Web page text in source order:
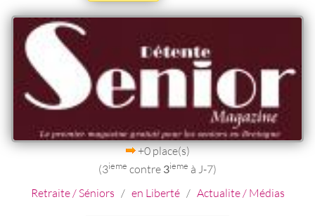
+0 place(s)
(3ieme contre 3ieme à J-7)
Retraite / Séniors / en Liberté/ Actualite / Médias